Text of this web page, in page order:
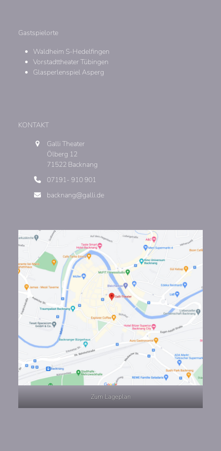
Gastspielorte
Waldheim S-Hedelfingen
Vorstadttheater Tübingen
Glasperlenspiel Asperg
KONTAKT
Galli Theater
Ölberg 12
71522 Backnang
07191- 910 901
backnang@galli.de
Zum Lageplan